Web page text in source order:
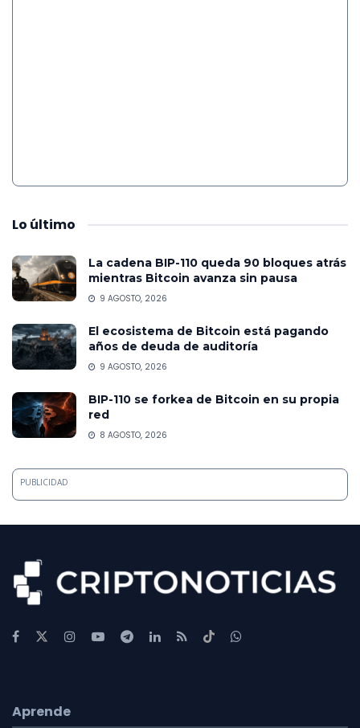
Lo último
La cadena BIP-110 queda 90 bloques atrás
mientras Bitcoin avanza sin pausa
9 AGOSTO, 2026
El ecosistema de Bitcoin está pagando
años de deuda de auditoría
9 AGOSTO, 2026
BIP-110 se forkea de Bitcoin en su propia
red
8 AGOSTO, 2026
PUBLICIDAD
Aprende